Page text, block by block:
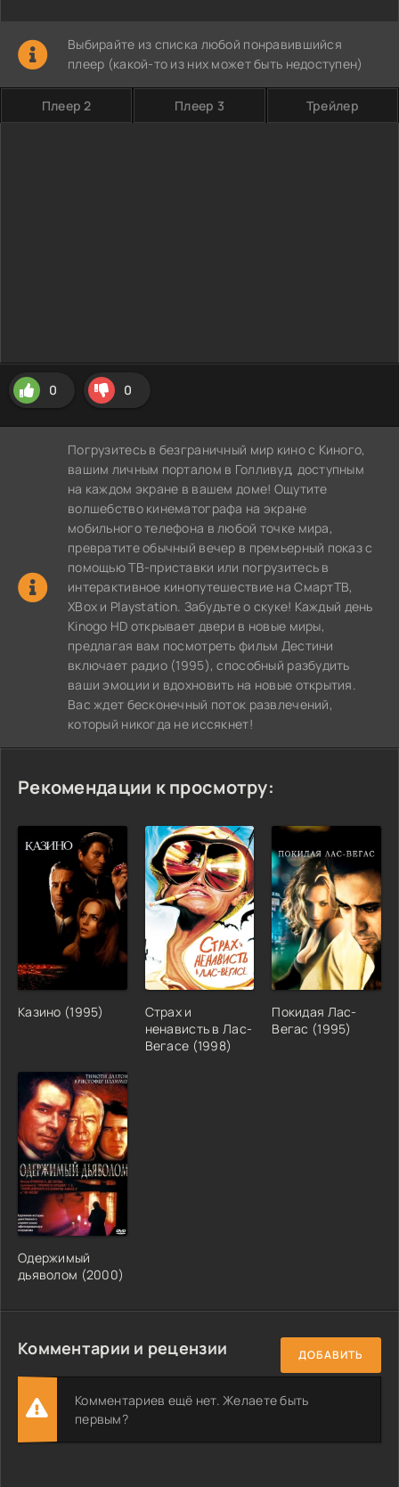
Выбирайте из списка любой понравившийся
плеер (какой-то из них может быть недоступен)
Плеер 2 Плеер 3 Трейлер
0 0
Погрузитесь в безграничный мир кино с Киного,
вашим личным порталом в Голливуд, доступным
на каждом экране в вашем доме! Ощутите
волшебство кинематографа на экране
мобильного телефона в любой точке мира,
превратите обычный вечер в премьерный показ с
помощью ТВ-приставки или погрузитесь в
интерактивное кинопутешествие на СмартТВ,
XBox и Playstation. Забудьте о скуке! Каждый день
Kinogo HD открывает двери в новые миры,
предлагая вам посмотреть фильм Дестини
включает радио (1995), способный разбудить
ваши эмоции и вдохновить на новые открытия.
Вас ждет бесконечный поток развлечений,
который никогда не иссякнет!
Рекомендации к просмотру:
Казино (1995)
Страх и
ненависть в Лас-
Вегасе (1998)
Покидая Лас-
Вегас (1995)
Одержимый
дьяволом (2000)
Комментарии и рецензии ДОБАВИТЬ
Комментариев ещё нет. Желаете быть
первым?